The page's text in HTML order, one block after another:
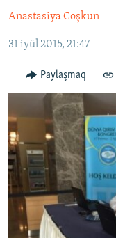
Qıdıruvğa
MEDENİYET
İNSAN AQLARI
VİDEO
SÜRET
BLOGLAR
FİKİR
Русский
Українською
Anastasiya Coşkun
31 iyül 2015, 21:47
Paylaşmaq